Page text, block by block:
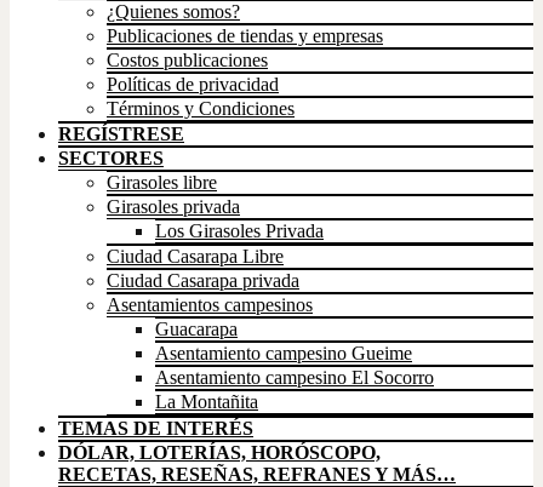
¿Quienes somos?
Publicaciones de tiendas y empresas
Costos publicaciones
Políticas de privacidad
Términos y Condiciones
REGÍSTRESE
SECTORES
Girasoles libre
Girasoles privada
Los Girasoles Privada
Ciudad Casarapa Libre
Ciudad Casarapa privada
Asentamientos campesinos
Guacarapa
Asentamiento campesino Gueime
Asentamiento campesino El Socorro
La Montañita
TEMAS DE INTERÉS
DÓLAR, LOTERÍAS, HORÓSCOPO,
RECETAS, RESEÑAS, REFRANES Y MÁS…